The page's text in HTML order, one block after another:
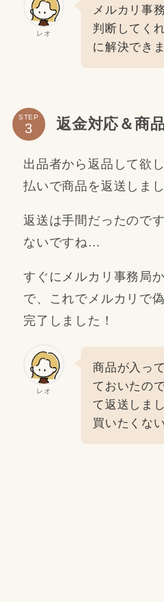
レオ
メルカリ事
判断してく
に解決でき
STEP 返金対応＆商
出品者から返品して欲
払いで商品を返送しまし
返送は手間だったので
ないですね…
すぐにメルカリ事務局
で、これでメルカリで
完了しました！
レオ
商品が入っ
ておいたの
て返送しま
買いたくな